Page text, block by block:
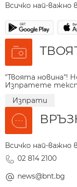
Всичко най-
"Твоята новина"!
Изпратете
Изпрати
Всичко най-
02 814 2100
news@bnt.bg